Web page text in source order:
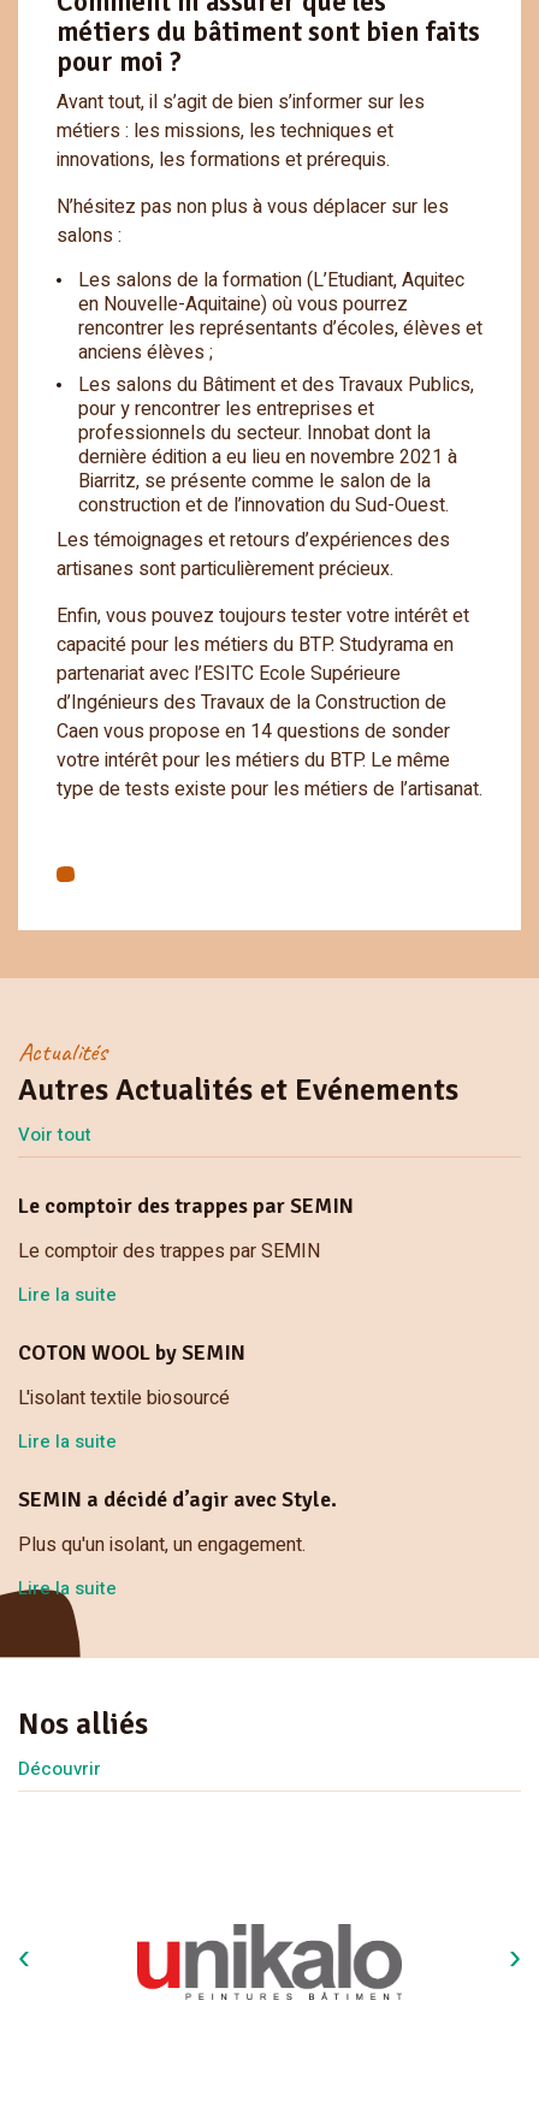
métiers du bâtiment sont bien faits
pour moi ?
Avant tout, il s’agit de bien s’informer sur les
métiers : les missions, les techniques et
innovations, les formations et prérequis.
N’hésitez pas non plus à vous déplacer sur les
salons :
Les salons de la formation (L’Etudiant, Aquitec
en Nouvelle-Aquitaine) où vous pourrez
rencontrer les représentants d’écoles, élèves et
anciens élèves ;
Les salons du Bâtiment et des Travaux Publics,
pour y rencontrer les entreprises et
professionnels du secteur. Innobat dont la
dernière édition a eu lieu en novembre 2021 à
Biarritz, se présente comme le salon de la
construction et de l’innovation du Sud-Ouest.
Les témoignages et retours d’expériences des
artisanes sont particulièrement précieux.
Enfin, vous pouvez toujours tester votre intérêt et
capacité pour les métiers du BTP. Studyrama en
partenariat avec l’ESITC Ecole Supérieure
d’Ingénieurs des Travaux de la Construction de
Caen vous propose en 14 questions de sonder
votre intérêt pour les métiers du BTP. Le même
type de tests existe pour les métiers de l’artisanat.
Autres Actualités et Evénements
Actualités
Voir tout
Le comptoir des trappes par SEMIN
Le comptoir des trappes par SEMIN
Lire la suite
COTON WOOL by SEMIN
L'isolant textile biosourcé
Lire la suite
SEMIN a décidé d’agir avec Style.
Plus qu'un isolant, un engagement.
Lire la suite
Nos alliés
Découvrir